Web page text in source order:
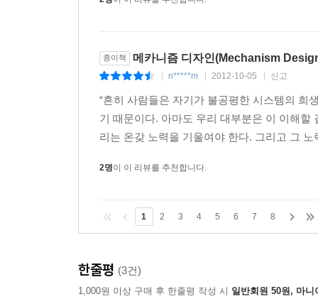
종이책 메카니즘 디자인(Mechanism
n*****m 2012-10-05 신고
“흔히 사람들은 자기가 불공평한 시스템의 희
기 때문이다. 아마도 우리 대부분은 이 이해
리는 온갖 노력을 기울여야 한다. 그리고 그
2명이 이 리뷰를 추천합니다.
1 2 3 4 5 6 7 8
한줄평 (3건)
1,000원 이상 구매 후 한줄평 작성 시 일반회원 50원, 마니